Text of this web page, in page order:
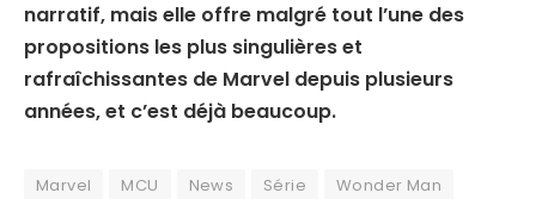
narratif, mais elle offre malgré tout l’une des
propositions les plus singulières et
rafraîchissantes de Marvel depuis plusieurs
années, et c’est déjà beaucoup.
Marvel MCU News Série Wonder Man